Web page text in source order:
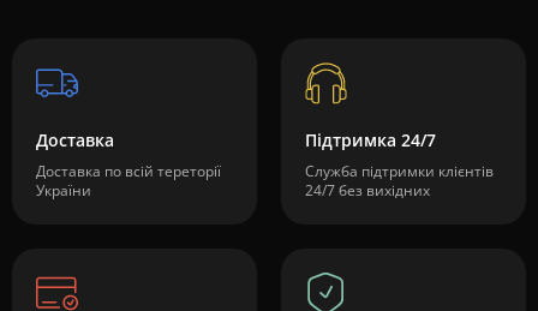
Доставка
Доставка по всій тереторії
України
Підтримка 24/7
Служба підтримки клієнтів
24/7 без вихідних